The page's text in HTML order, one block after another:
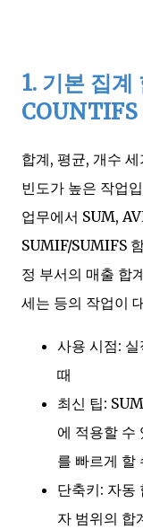
1. 기본 집
COUNTIFS
합계, 평균, 개수
빈도가 높은 작업
업무에서 SUM,
SUMIF/SUMIFS
정 부서의 매출 합
세는 등의 작업이
사용 시점:
때
최신 팁:
에 적용할 수
를 빠르게 할
단축키: 자
자 범위의 합